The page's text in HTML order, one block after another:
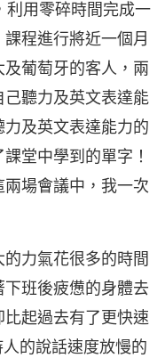
利用零碎時間完成一
程進行將近一個月
葡萄牙的客人，兩
聽力及英文表達能
及英文表達能力的
堂中學到的單字！
兩場會議中，我一次
力氣花很多的時間
班後疲憊的身體去
起過去有了更快速
的說話速度放慢的